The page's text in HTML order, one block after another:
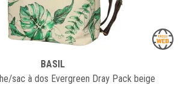
BASIL
sac à dos Evergreen Dray Pack beige